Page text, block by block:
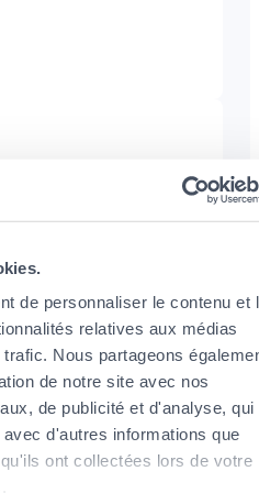
de personnaliser le contenu et
relatives aux médias
Nous partageons
de notre site avec nos
de publicité et d'analyse, qui
d'autres informations que
ont collectées lors de votre
: 2011AG029